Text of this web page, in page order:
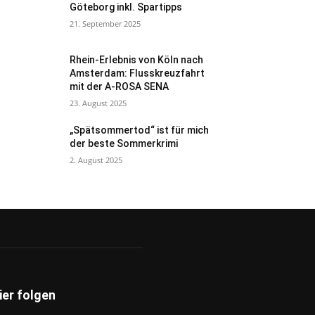
Göteborg inkl. Spartipps
21. September 2025
Rhein-Erlebnis von Köln nach
Amsterdam: Flusskreuzfahrt
mit der A-ROSA SENA
23. August 2025
„Spätsommertod“ ist für mich
der beste Sommerkrimi
2. August 2025
folgen